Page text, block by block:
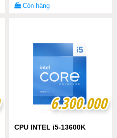
Còn hàng
6.300.000
6.300.000
CPU INTEL i5-13600K